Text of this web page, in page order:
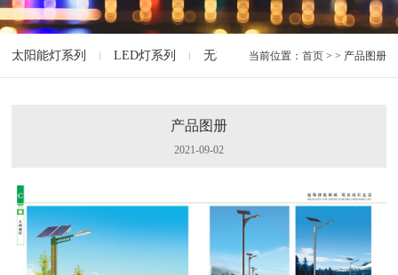
太阳能灯系列 LED灯系列 无极灯系列 智能灯系列 特
当前位置： 首页> > 产品图册
产品图册
2021-09-02